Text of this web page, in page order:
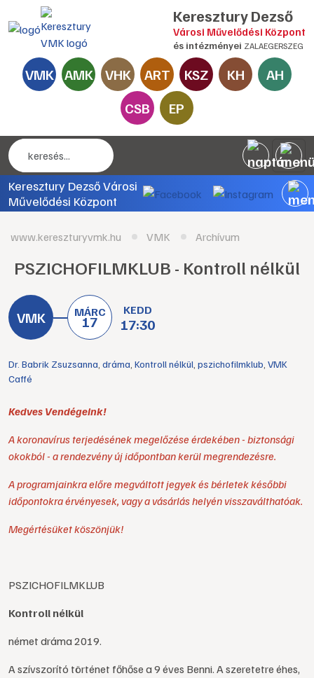
Keresztury Dezső
Városi Művelődési Központ
és intézményei ZALAEGERSZEG
VMK AMK VHK ART KSZ KH
AH
CSB
EP
Keresztury Dezső Városi
Művelődési Központ
www.kereszturyvmk.hu VMK Archívum
PSZICHOFILMKLUB - Kontroll nélkül
MÁRC
17
KEDD
17:30
Dr. Babrik Zsuzsanna dráma Kontroll nélkül pszichofilmklub VMK
Caffé
Kedves Vendégeink!
A koronavírus terjedésének megelőzése érdekében - biztonsági
okokból - a rendezvény új időpontban kerül megrendezésre.
A programjainkra előre megváltott jegyek és bérletek későbbi
időpontokra érvényesek, vagy a vásárlás helyén visszaválthatóak.
Megértésüket köszönjük!
PSZICHOFILMKLUB
Kontroll nélkül
német dráma 2019.
A szívszorító történet főhőse a 9 éves Benni. A szeretetre éhes,